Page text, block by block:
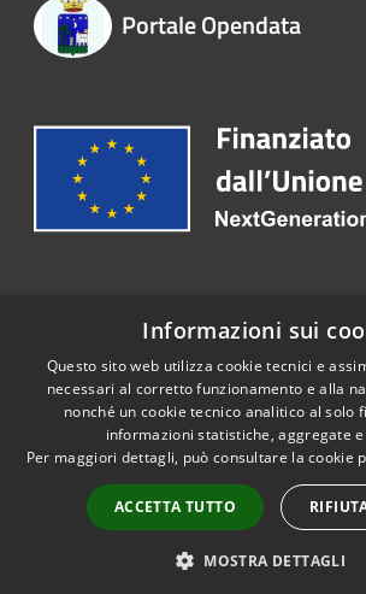
Portale Opendata
Recapiti e contatti
Telefono: 0825 849005
Accessibilità
Informazioni sui
Questo sito web utilizza cookie tecnici e
necessari al corretto funzionamento e alla
nonché un cookie tecnico analitico al solo
informazioni statistiche, aggregate
Per maggiori dettagli, può consultare la cookie
ACCETTA TUTTO
MOSTRA DETTAGLI